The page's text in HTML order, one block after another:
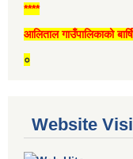
****
आलिताल गाउँपालिकाको
०
Website